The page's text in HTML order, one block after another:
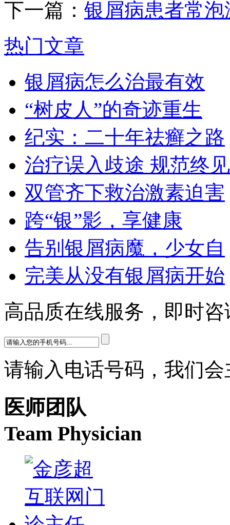
下一篇： 银屑病患者常
热门文章
银屑病怎么治最有效
“树皮人”的奇迹重生
纪实：二十年祛癣之路
治疗误入歧途 规范终见
双管齐下救治激素迫害
跨“银”影，享健康
告别银屑病魔，少女自
完美从没有银屑病开始
高品质在线服务，即时咨
请输入电话号码，我们
医师团队
Team Physician